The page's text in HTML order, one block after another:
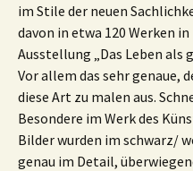
im Stile der neuen
davon in etwa 120 Werken
Ausstellung „Das Leben als
Vor allem das sehr genaue,
diese Art zu malen aus.
Besondere im Werk des
Bilder wurden im schwarz/
genau im Detail,